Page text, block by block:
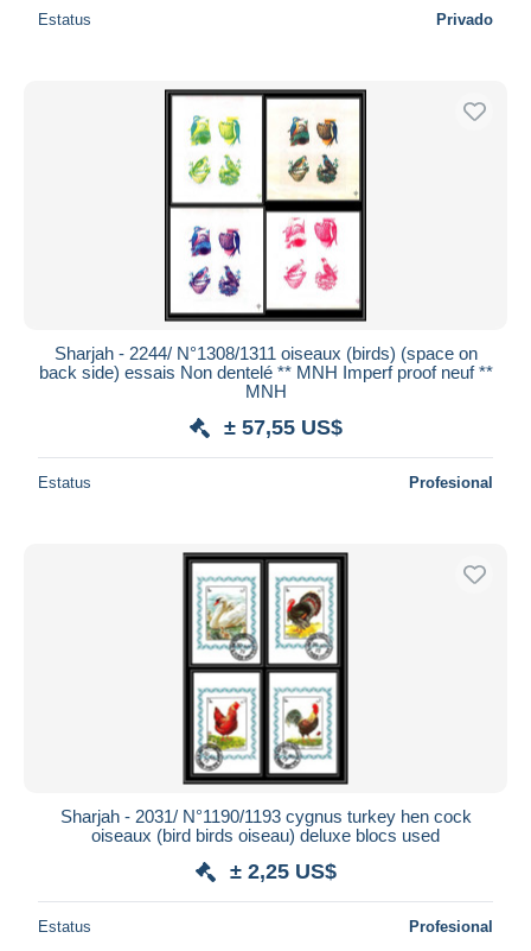
Estatus Privado
Sharjah - 2244/ N°1308/1311 oiseaux (birds) (space on
back side) essais Non dentelé ** MNH Imperf proof neuf **
MNH
± 57,55 US$
Estatus Profesional
Sharjah - 2031/ N°1190/1193 cygnus turkey hen cock
oiseaux (bird birds oiseau) deluxe blocs used
± 2,25 US$
Estatus Profesional